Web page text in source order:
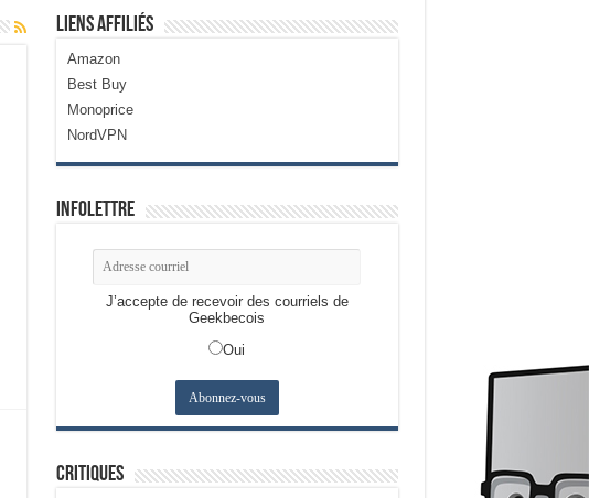
Liens Affiliés
Amazon
Best Buy
Monoprice
NordVPN
Infolettre
J’accepte de recevoir des courriels de
Geekbecois
Oui
Critiques